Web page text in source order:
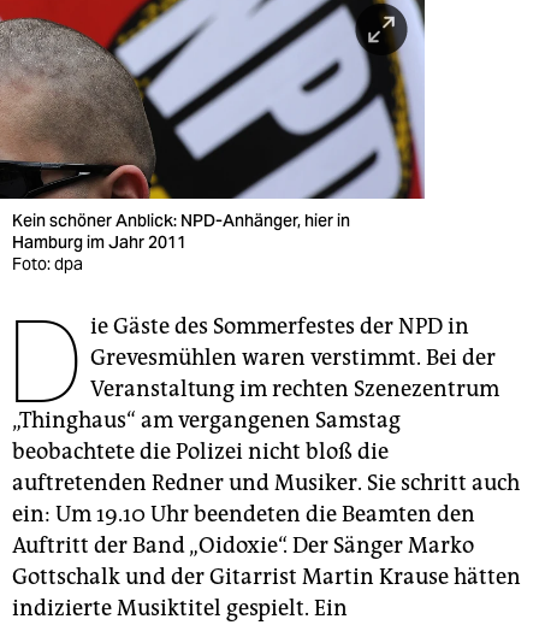
verlag
verlag
veranstaltungen
shop
fragen & hilfe
genossenschaft
epaper login
Kein schöner Anblick: NPD-Anhänger, hier in
Hamburg im Jahr 2011
Foto: dpa
D ie Gäste des Sommerfestes der NPD in
Grevesmühlen waren verstimmt. Bei der
Veranstaltung im rechten Szenezentrum
„Thinghaus“ am vergangenen Samstag
beobachtete die Polizei nicht bloß die
auftretenden Redner und Musiker. Sie schritt auch
ein: Um 19.10 Uhr beendeten die Beamten den
Auftritt der Band „Oidoxie“. Der Sänger Marko
Gottschalk und der Gitarrist Martin Krause hätten
indizierte Musiktitel gespielt. Ein